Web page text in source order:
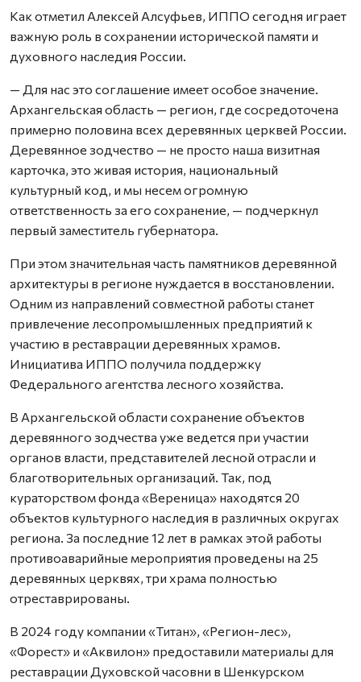
Как отметил Алексей Алсуфьев, ИППО сегодня играет
важную роль в сохранении исторической памяти и
духовного наследия России.
— Для нас это соглашение имеет особое значение.
Архангельская область — регион, где сосредоточена
примерно половина всех деревянных церквей России.
Деревянное зодчество — не просто наша визитная
карточка, это живая история, национальный
культурный код, и мы несем огромную
ответственность за его сохранение, — подчеркнул
первый заместитель губернатора.
При этом значительная часть памятников деревянной
архитектуры в регионе нуждается в восстановлении.
Одним из направлений совместной работы станет
привлечение лесопромышленных предприятий к
участию в реставрации деревянных храмов.
Инициатива ИППО получила поддержку
Федерального агентства лесного хозяйства.
В Архангельской области сохранение объектов
деревянного зодчества уже ведется при участии
органов власти, представителей лесной отрасли и
благотворительных организаций. Так, под
кураторством фонда «Вереница» находятся 20
объектов культурного наследия в различных округах
региона. За последние 12 лет в рамках этой работы
противоаварийные мероприятия проведены на 25
деревянных церквях, три храма полностью
отреставрированы.
В 2024 году компании «Титан», «Регион-лес»,
«Форест» и «Аквилон» предоставили материалы для
реставрации Духовской часовни в Шенкурском